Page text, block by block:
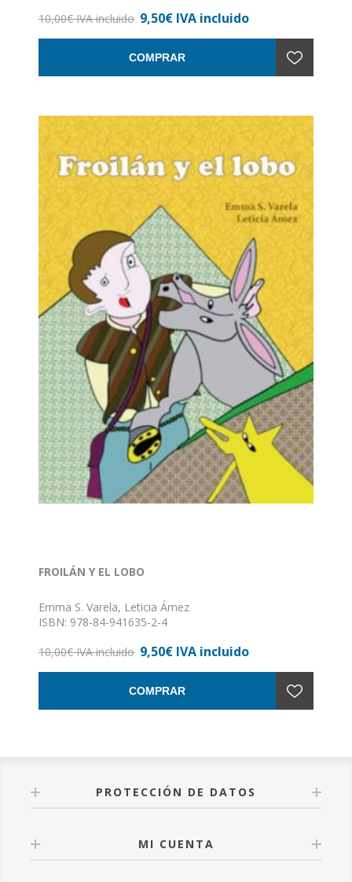
Nº de páginas: 47
10,00€ IVA incluido 9,50€ IVA incluido
COMPRAR
FROILÁN Y EL LOBO
Emma S. Varela, Leticia Ámez
ISBN: 978-84-941635-2-4
Nº de páginas: 34
10,00€ IVA incluido 9,50€ IVA incluido
COMPRAR
PROTECCIÓN DE DATOS
MI CUENTA